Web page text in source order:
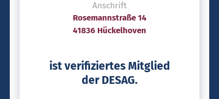
Anschrift
Rosemannstraße 14
41836 Hückelhoven
ist verifiziertes Mitglied
der DESAG.